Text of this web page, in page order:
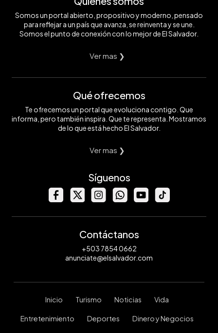
Somos un portal abierto, propositivo y moderno, pensado
para reflejar a un país que avanza, se reinventa y se une.
Somos el punto de conexión con lo mejor de El Salvador.
Ver mas ❯
Qué ofrecemos
Te ofrecemos un portal que evoluciona contigo. Que
informa, pero también inspira. Que te representa. Mostramos
de lo que está hecho El Salvador.
Ver mas ❯
Síguenos
Contáctanos
+503 7854 0662
anunciate@elsalvador.com
Inicio Turismo Noticias Vida
Entretenimiento Deportes Dinero y Negocios